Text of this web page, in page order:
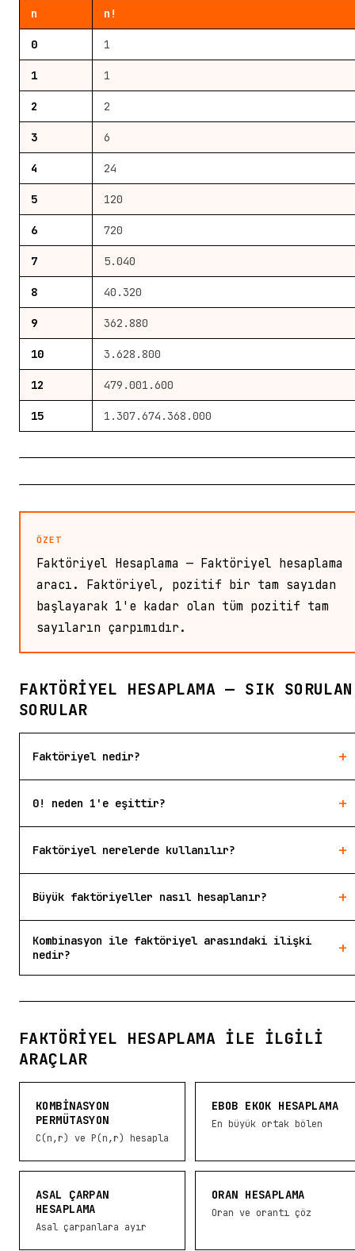
n n!
0 1
1 1
2 2
3 6
4 24
5 120
6 720
7 5.040
8 40.320
9 362.880
10 3.628.800
12 479.001.600
15 1.307.674.368.000
ÖZET
Faktöriyel Hesaplama — Faktöriyel hesaplama
aracı. Faktöriyel, pozitif bir tam sayıdan
başlayarak 1'e kadar olan tüm pozitif tam
sayıların çarpımıdır.
FAKTÖRIYEL HESAPLAMA — SIK SORULAN
SORULAR
Faktöriyel nedir? +
0! neden 1'e eşittir? +
Faktöriyel nerelerde kullanılır? +
Büyük faktöriyeller nasıl hesaplanır? +
Kombinasyon ile faktöriyel arasındaki ilişki
nedir?
+
FAKTÖRIYEL HESAPLAMA ILE İLGILI
ARAÇLAR
KOMBINASYON
PERMÜTASYON
C(n,r) ve P(n,r) hesapla
EBOB EKOK HESAPLAMA
En büyük ortak bölen
ASAL ÇARPAN
HESAPLAMA
Asal çarpanlara ayır
ORAN HESAPLAMA
Oran ve orantı çöz